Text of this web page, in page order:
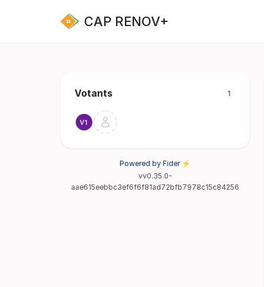
CAP RENOV+
Votants 1
Powered by Fider ⚡
vv0.35.0-
aae615eebbc3ef6f6f81ad72bfb7978c15c84256